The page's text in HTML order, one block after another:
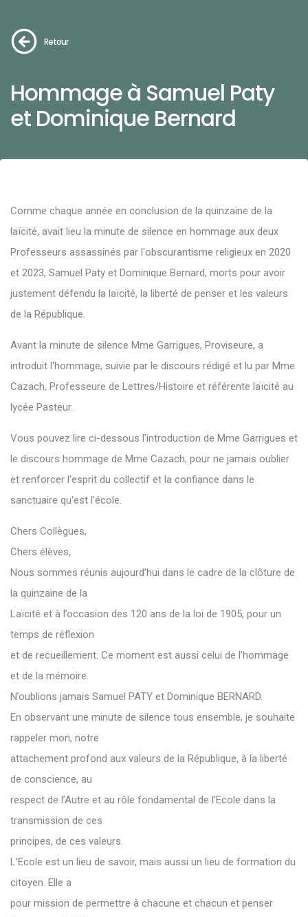
Retour
Hommage à Samuel Paty
et Dominique Bernard
Comme chaque année en conclusion de la quinzaine de la
laïcité, avait lieu la minute de silence en hommage aux deux
Professeurs assassinés par l'obscurantisme religieux en 2020
et 2023, Samuel Paty et Dominique Bernard, morts pour avoir
justement défendu la laïcité, la liberté de penser et les valeurs
de la République.
Avant la minute de silence Mme Garrigues, Proviseure, a
introduit l'hommage, suivie par le discours rédigé et lu par Mme
Cazach, Professeure de Lettres/Histoire et référente laïcité au
lycée Pasteur.
Vous pouvez lire ci-dessous l'introduction de Mme Garrigues et
le discours hommage de Mme Cazach, pour ne jamais oublier
et renforcer l'esprit du collectif et la confiance dans le
sanctuaire qu'est l'école.
Chers Collègues,
Chers élèves,
Nous sommes réunis aujourd’hui dans le cadre de la clôture de
la quinzaine de la
Laïcité et à l’occasion des 120 ans de la loi de 1905, pour un
temps de réflexion
et de recueillement. Ce moment est aussi celui de l’hommage
et de la mémoire.
N’oublions jamais Samuel PATY et Dominique BERNARD.
En observant une minute de silence tous ensemble, je souhaite
rappeler mon, notre
attachement profond aux valeurs de la République, à la liberté
de conscience, au
respect de l’Autre et au rôle fondamental de l’Ecole dans la
transmission de ces
principes, de ces valeurs.
L’Ecole est un lieu de savoir, mais aussi un lieu de formation du
citoyen. Elle a
pour mission de permettre à chacune et chacun et penser